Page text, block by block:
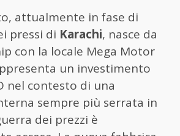
attualmente in fase di
pressi di Karachi, nasce da
con la locale Mega Motor
un investimento
nel contesto di una
sempre più serrata in
dei prezzi è